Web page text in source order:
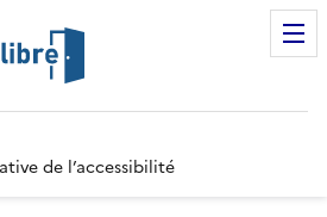
de l’accessibilité